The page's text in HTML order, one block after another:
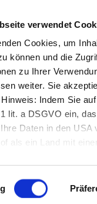
verwendet
Cookies, um
können und die
zu Ihrer
weiter. Sie
Indem Sie
lit. a DSGVO ein,
Daten in den
als ein Land mit
Tipps und Tricks.